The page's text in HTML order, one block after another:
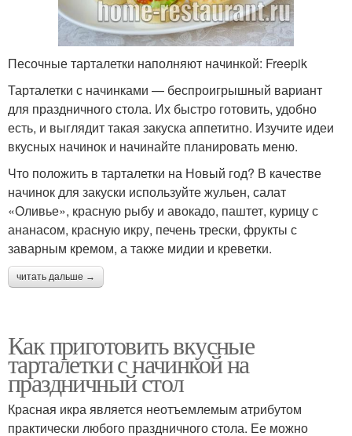
Песочные тарталетки наполняют начинкой: Freepik
Тарталетки с начинками — беспроигрышный вариант
для праздничного стола. Их быстро готовить, удобно
есть, и выглядит такая закуска аппетитно. Изучите идеи
вкусных начинок и начинайте планировать меню.
Что положить в тарталетки на Новый год? В качестве
начинок для закуски используйте жульен, салат
«Оливье», красную рыбу и авокадо, паштет, курицу с
ананасом, красную икру, печень трески, фрукты с
заварным кремом, а также мидии и креветки.
читать дальше →
Как приготовить вкусные
тарталетки с начинкой на
праздничный стол
Красная икра является неотъемлемым атрибутом
практически любого праздничного стола. Ее можно